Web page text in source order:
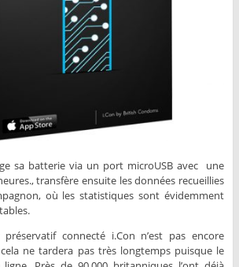
sa batterie via un port microUSB avec une
transfère ensuite les données recueillies
où les statistiques sont évidemment
connecté i.Con n’est pas encore
ne tardera pas très longtemps puisque le